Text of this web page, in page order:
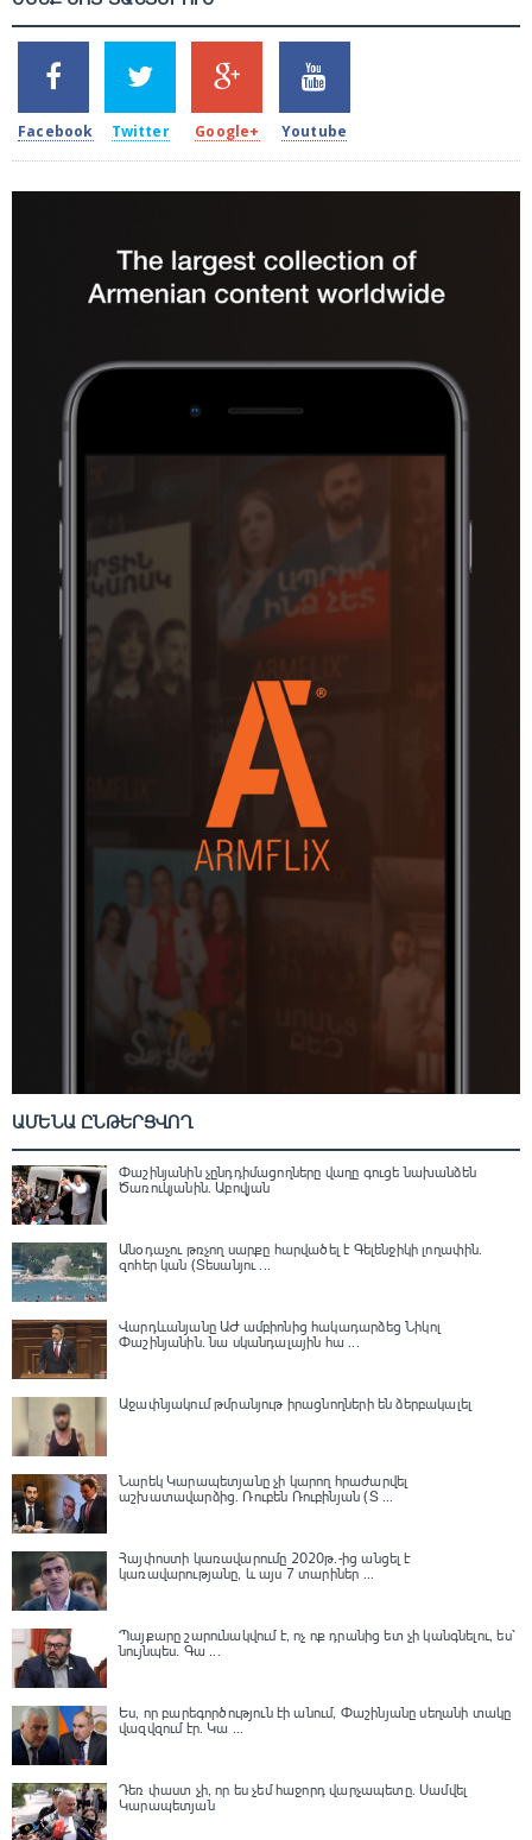
2k
SHARES
Facebook
1.5k
TWEETS
Twitter
203
SHARES
Google+
620
SHARES
Youtube
ԱՄԵՆԱ ԸՆԹԵՐՑՎՈՂ
Փաշինյանին չընդդիմացողները վաղը գուցե նախանձեն
Ծառուկյանին. Աբովյան
Անօդաչու թռչող սարքը հարվածել է Գելենջիկի լողափին.
զոհեր կան (Տեսանյու ...
Վարդևանյանը ԱԺ ամբիոնից հակադարձեց Նիկոլ
Փաշինյանին․ նա սկանդալային հա ...
Աջափնյակում թմրանյութ իրացնողների են ձերբակալել
Նարեկ Կարապետյանը չի կարող հրաժարվել
աշխատավարձից. Ռուբեն Ռուբինյան (Տ ...
Հայփոստի կառավարումը 2020թ.-ից անցել է
կառավարությանը, և այս 7 տարիներ ...
Պայքարը շարունակվում է, ոչ ոք դրանից ետ չի կանգնելու, ես՝
նույնպես․ Գա ...
Ես, որ բարեգործություն էի անում, Փաշինյանը սեղանի տակը
վազվզում էր․ Կա ...
Դեռ փաստ չի, որ ես չեմ հաջորդ վարչապետը․ Սամվել
Կարապետյան